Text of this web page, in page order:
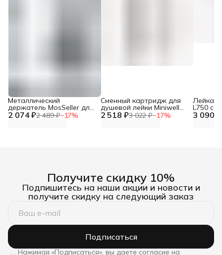
2 074 ₽2 489 ₽−17%
Металлический
держатель MosSeller для
смартфона с 2 518 ₽3 022 ₽−17%
Сменный картридж для
душевой лейки Miniwell
L750, угольный 3 090 ₽
Лейка
L750 со
Получите скидку 10%
Подпишитесь на наши акции и новости и
получите скидку на следующий заказ
Подписаться
Нажимая «Подписаться», вы даете согласие на